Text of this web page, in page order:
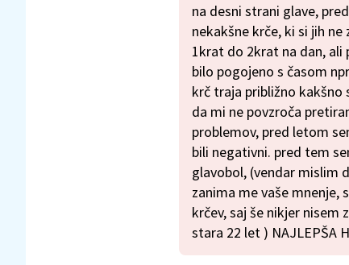
na desni strani glave,
nekakšne krče, ki si jih
1krat do 2krat na dan, ali
bilo pogojeno s časom
krč traja približno kakšno
da mi ne povzroča
problemov, pred letom
bili negativni. pred tem
glavobol, (vendar mislim
zanima me vaše mnenje,
krčev, saj še nikjer nisem
stara 22 let ) NAJLEPŠA